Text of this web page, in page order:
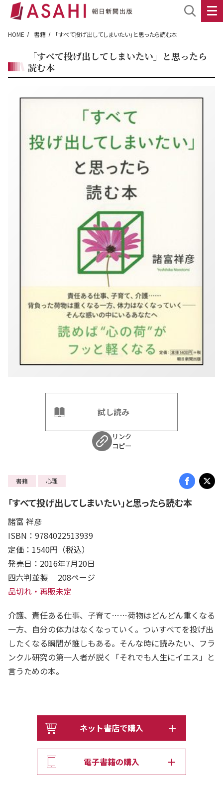
HOME 書籍 「すべて投げ出してしまいたい」と思ったら読む本
「すべて投げ出してしまいたい」と思ったら
読む本
試し読み
リンク
コピー
書籍 心理
「すべて投げ出してしまいたい」と思ったら読む本
諸富 祥彦
ISBN：9784022513939
定価：1540円（税込）
発売日：2016年7月20日
四六判並製 208ページ
品切れ・再販未定
介護、責任ある仕事、子育て……荷物はどんどん重くなる
一方、自分の体力はなくなっていく。ついすべてを投げ出
したくなる瞬間が誰しもある。そんな時に読みたい、フラ
ンクル研究の第一人者が説く「それでも人生にイエス」と
言うための本。
ネット書店で購入
電子書籍の購入